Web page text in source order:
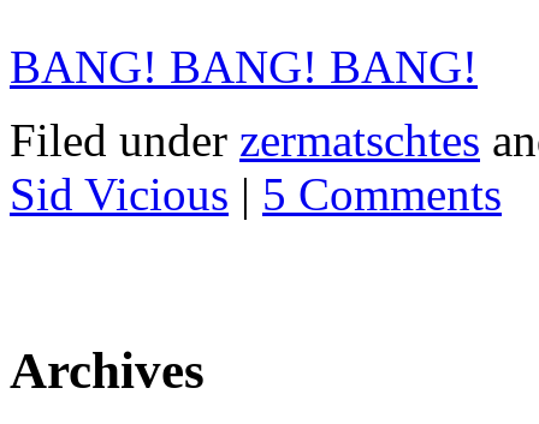
BANG! BANG! BANG!
Filed under zermatschtes
Sid Vicious | 5 Comments
Archives